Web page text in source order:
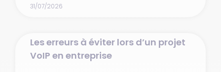
31/07/2026
Les erreurs à éviter lors d’un projet
VoIP en entreprise